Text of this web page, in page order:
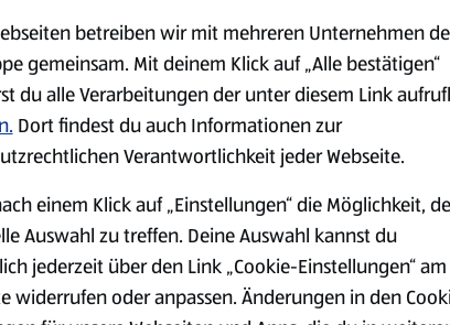
Markenprodukte Bio-Produkte
Käse
Milchprodukte &
Eier
betreiben wir mit mehreren Unternehmen
gemeinsam. Mit deinem Klick auf „Alle bestätigen“
du alle Verarbeitungen der unter diesem Link
Dort findest du auch Informationen zur
Verantwortlichkeit jeder Webseite.
einem Klick auf „Einstellungen“ die Möglichkeit,
Auswahl zu treffen. Deine Auswahl kannst du
jederzeit über den Link „Cookie-Einstellungen“
widerrufen oder anpassen. Änderungen in den